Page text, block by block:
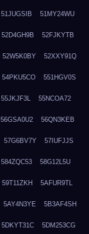
51JUGSIB 51MY24WU
52D4GH9B 52FJKYTB
52W5K0BY 52XXY91Q
54PKU5CO 551HGV0S
55JKJF3L 55NCOA72
56GSA0U2 56QN3KEB
57G6BV7Y 57IUFJJS
584ZQC53 58G12L5U
59T11ZKH 5AFUR9TL
5AY4N3YE 5B3AF4SH
5DKYT31C 5DM253CG